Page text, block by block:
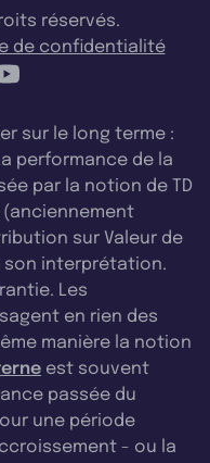
réservés.
de confidentialité
sur le long terme :
performance de la
par la notion de TD
(anciennement
sur Valeur de
son interprétation.
Les
en rien des
manière la notion
est souvent
passée du
une période
- ou la